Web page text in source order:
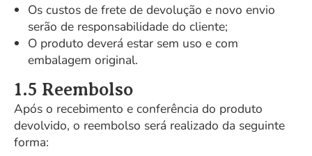
Os custos de frete de devolução e novo envio
serão de responsabilidade do cliente;
O produto deverá estar sem uso e com
embalagem original.
1.5 Reembolso
Após o recebimento e conferência do produto
devolvido, o reembolso será realizado da seguinte
forma: